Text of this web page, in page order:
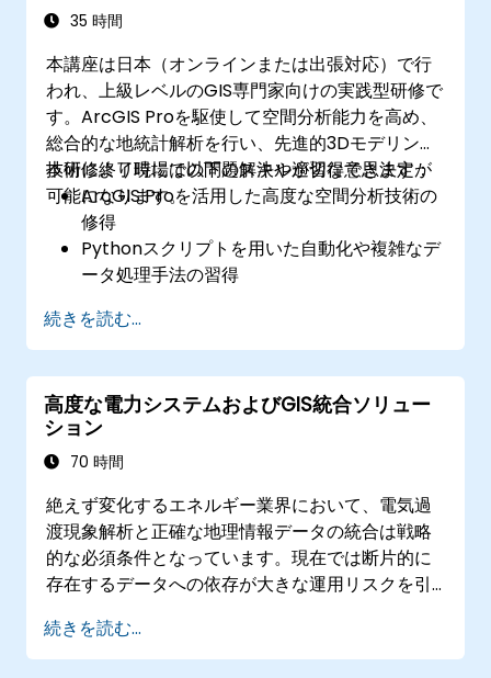
35 時間
本講座は日本（オンラインまたは出張対応）で行
われ、上級レベルのGIS専門家向けの実践型研修で
す。ArcGIS Proを駆使して空間分析能力を高め、
総合的な地統計解析を行い、先進的3Dモデリング
技術により現場での問題解決や適切な意思決定が
可能になります。
本研修終了時には以下のスキルが習得できます：
ArcGIS Proを活用した高度な空間分析技術の
修得
Pythonスクリプトを用いた自動化や複雑なデ
ータ処理手法の習得
能力の向上
高度な地統計解析による正確なデータ解釈力
の獲得
外部情報源との統合および3D空間データ分析
技術の習得
続きを読む...
高度な電力システムおよびGIS統合ソリュー
ション
70 時間
絶えず変化するエネルギー業界において、電気過
渡現象解析と正確な地理情報データの統合は戦略
的な必須条件となっています。現在では断片的に
存在するデータへの依存が大きな運用リスクを引
14日間の集中的研修プログラムは、電気工学と地
理空間管理との橋渡しを目的として設計されてい
続きを読む...